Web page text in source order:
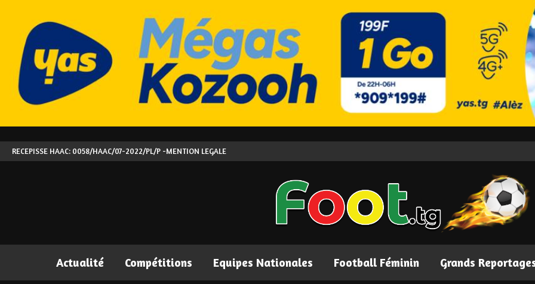
RECEPISSE HAAC: 0058/HAAC/07-2022/PL/P -MENTION LEGALE
Actualité Compétitions Equipes Nationales Football Féminin Grands